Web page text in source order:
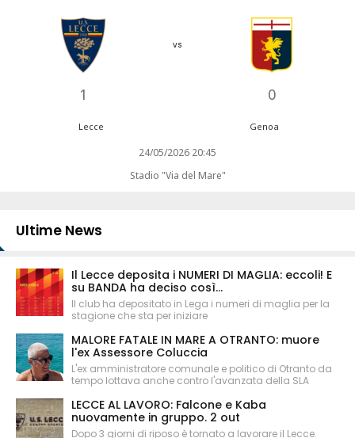
1
vs
0
Lecce Genoa
24/05/2026 20:45
Stadio "Via del Mare"
Ultime News
Il Lecce deposita i NUMERI DI MAGLIA: eccoli! E
su BANDA ha deciso così...
Il club ha depositato in Lega i numeri di maglia per la
stagione che sta per iniziare
MALORE FATALE IN MARE A OTRANTO: muore
l'ex Assessore Coluccia
L'ex amministratore comunale e politico di Otranto da
tempo lottava anche contro l'avanzata della SLA
LECCE AL LAVORO: Falcone e Kaba
nuovamente in gruppo. 2 out
Dopo 3 giorni di riposo è tornato a lavorare il Lecce.